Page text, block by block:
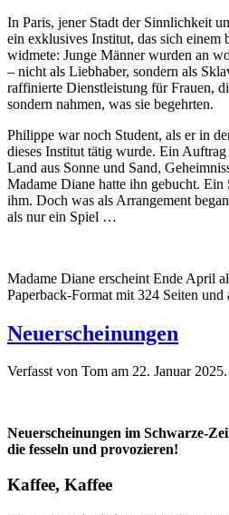
In Paris, jener Stadt der Sinnlichkeit
ein exklusives Institut, das sich einem
widmete: Junge Männer wurden an
– nicht als Liebhaber, sondern als
raffinierte Dienstleistung für Frauen,
sondern nahmen, was sie begehrten.
Philippe war noch Student, als er in
dieses Institut tätig wurde. Ein
Land aus Sonne und Sand,
Madame Diane hatte ihn gebucht.
ihm. Doch was als Arrangement
als nur ein Spiel …
Madame Diane erscheint Ende April
Paperback-Format mit 324 Seiten und
Neuerscheinungen
Verfasst von Tom am 22. Januar 2025.
Neuerscheinungen im Schwarze-
die fesseln und provozieren!
Kaffee, Kaffee